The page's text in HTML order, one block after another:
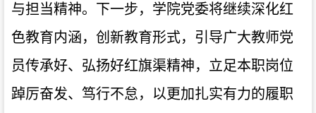
与担当精神。下一步，学院党委将继续深化红
色教育内涵，创新教育形式，引导广大教师党
员传承好、弘扬好红旗渠精神，立足本职岗位
踔厉奋发、笃行不怠，以更加扎实有力的履职